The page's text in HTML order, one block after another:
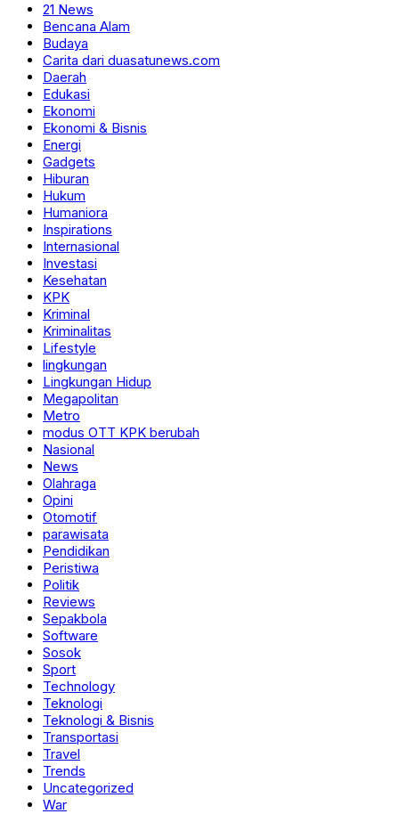
21 News
Bencana Alam
Budaya
Carita dari duasatunews.com
Daerah
Edukasi
Ekonomi
Ekonomi & Bisnis
Energi
Gadgets
Hiburan
Hukum
Humaniora
Inspirations
Internasional
Investasi
Kesehatan
KPK
Kriminal
Kriminalitas
Lifestyle
lingkungan
Lingkungan Hidup
Megapolitan
Metro
modus OTT KPK berubah
Nasional
News
Olahraga
Opini
Otomotif
parawisata
Pendidikan
Peristiwa
Politik
Reviews
Sepakbola
Software
Sosok
Sport
Technology
Teknologi
Teknologi & Bisnis
Transportasi
Travel
Trends
Uncategorized
War